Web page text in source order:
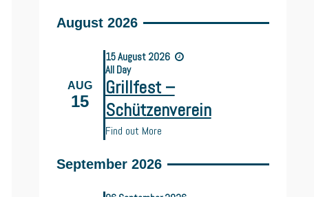
August 2026
AUG
15
15August 2026
All Day
Grillfest –
Schützenverein
Find out More
September 2026